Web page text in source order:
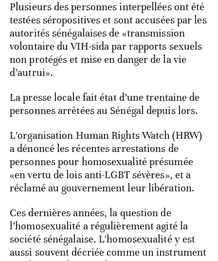
Plusieurs des personnes interpellées ont été
testées séropositives et sont accusées par les
autorités sénégalaises de «transmission
volontaire du VIH-sida par rapports sexuels
non protégés et mise en danger de la vie
d’autrui».
La presse locale fait état d’une trentaine de
personnes arrêtées au Sénégal depuis lors.
L’organisation Human Rights Watch (HRW)
a dénoncé les récentes arrestations de
personnes pour homosexualité présumée
«en vertu de lois anti-LGBT sévères», et a
réclamé au gouvernement leur libération.
Ces dernières années, la question de
l’homosexualité a régulièrement agité la
société sénégalaise. L’homosexualité y est
aussi souvent décriée comme un instrument